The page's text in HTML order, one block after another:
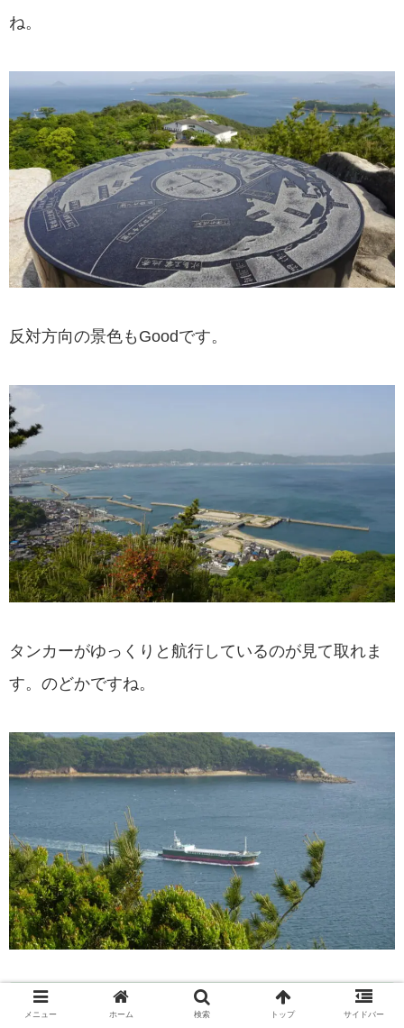
ね。
反対方向の景色もGoodです。
タンカーがゆっくりと航行しているのが見て取れま
す。のどかですね。
【登山しよう】
メニュー ホーム 検索 トップ サイドバー